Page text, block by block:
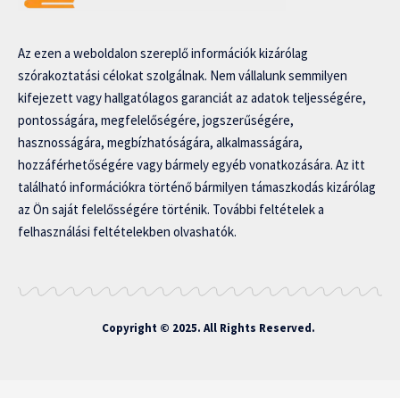
Az ezen a weboldalon szereplő információk kizárólag
szórakoztatási célokat szolgálnak. Nem vállalunk semmilyen
kifejezett vagy hallgatólagos garanciát az adatok teljességére,
pontosságára, megfelelőségére, jogszerűségére,
hasznosságára, megbízhatóságára, alkalmasságára,
hozzáférhetőségére vagy bármely egyéb vonatkozására. Az itt
található információkra történő bármilyen támaszkodás kizárólag
az Ön saját felelősségére történik. További feltételek a
felhasználási feltételekben olvashatók.
Copyright © 2025. All Rights Reserved.